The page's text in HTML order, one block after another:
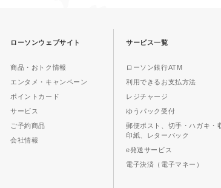
ローソンウェブサイト
商品・おトク情報
エンタメ・キャンペーン
ポイントカード
サービス
ご予約商品
会社情報
サービス一覧
ローソン銀行ATM
利用できるお支払方法
レジチャージ
ゆうパック受付
郵便ポスト、切手・ハガキ・
印紙、レターパック
e発送サービス
電子決済（電子マネー）